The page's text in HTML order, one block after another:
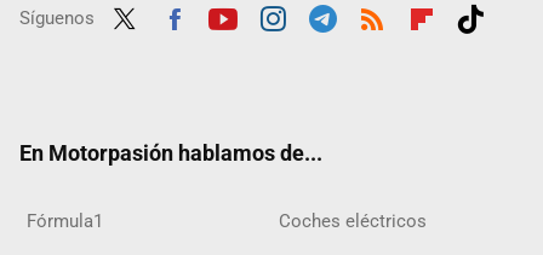
Síguenos
En Motorpasión hablamos de...
Fórmula1 Coches eléctricos